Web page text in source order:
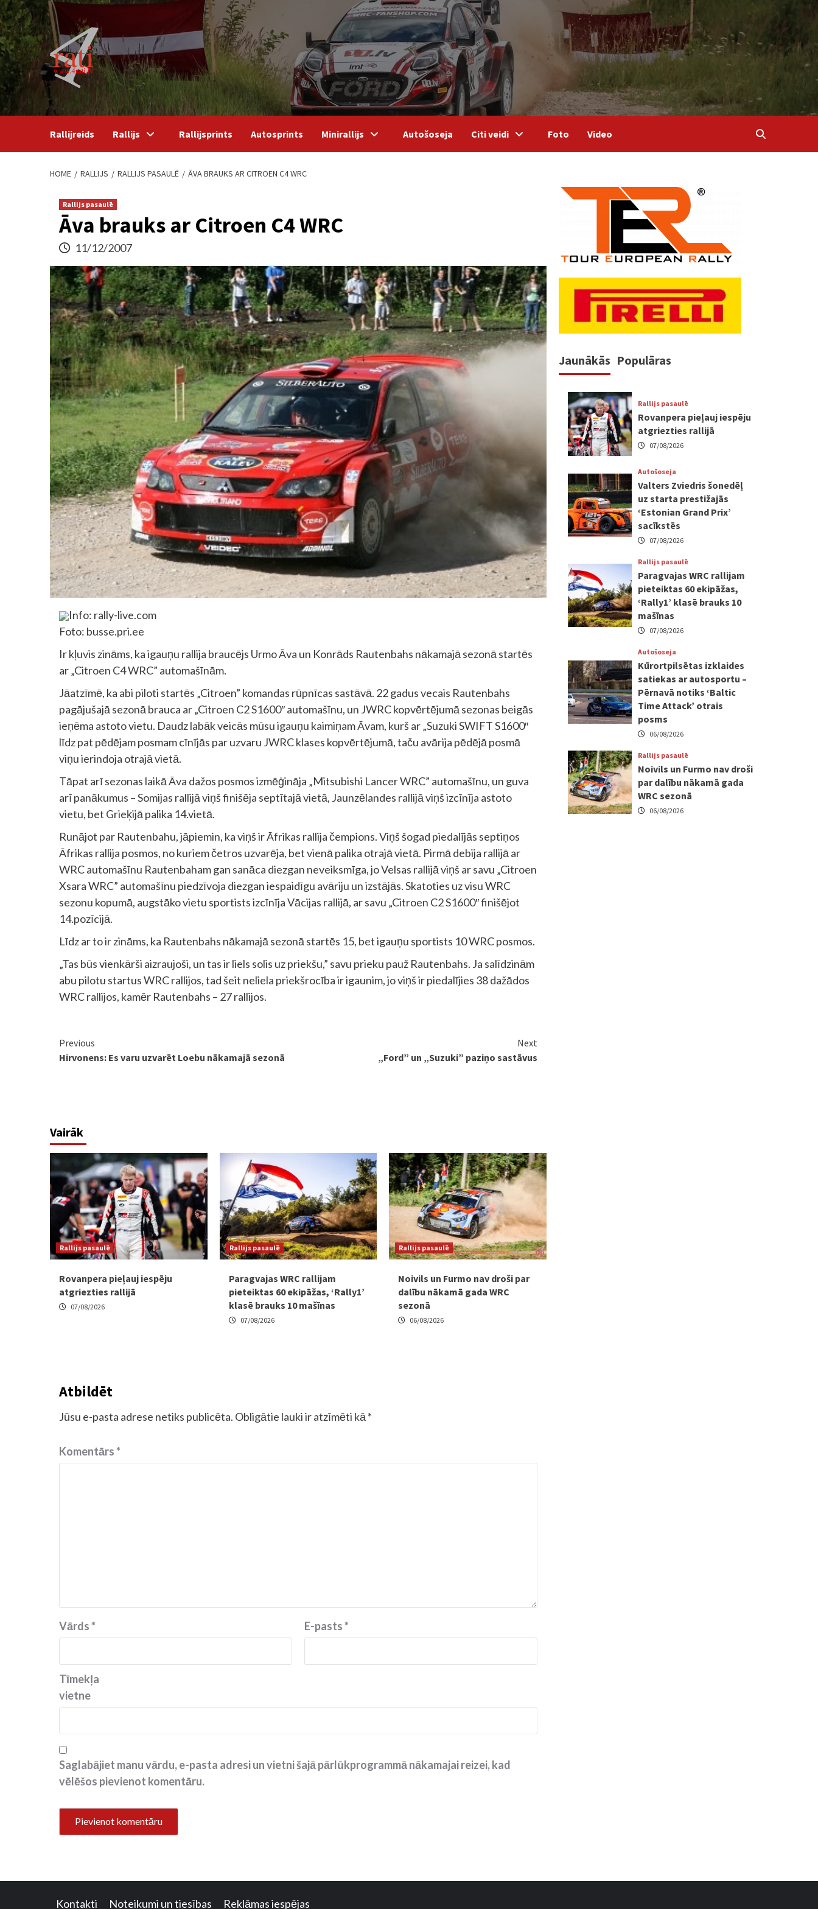
Skip
to
content
Rallijreids Rallijs Rallijsprints Autosprints Minirallijs Autošoseja Citi veidi Foto Video
HOME RALLIJS RALLIJS PASAULĒ ĀVA BRAUKS AR CITROEN C4 WRC
Rallijs pasaulē
Āva brauks ar Citroen C4 WRC
11/12/2007
Info: rally-live.com
Foto: busse.pri.ee
Ir kļuvis zināms, ka igauņu rallija braucējs Urmo Āva un Konrāds Rautenbahs nākamajā sezonā startēs
ar „Citroen C4 WRC” automašīnām.
Jāatzīmē, ka abi piloti startēs „Citroen” komandas rūpnīcas sastāvā. 22 gadus vecais Rautenbahs
pagājušajā sezonā brauca ar „Citroen C2 S1600″ automašīnu, un JWRC kopvērtējumā sezonas beigās
ieņēma astoto vietu. Daudz labāk veicās mūsu igauņu kaimiņam Āvam, kurš ar „Suzuki SWIFT S1600″
līdz pat pēdējam posmam cīnījās par uzvaru JWRC klases kopvērtējumā, taču avārija pēdējā posmā
viņu ierindoja otrajā vietā.
Tāpat arī sezonas laikā Āva dažos posmos izmēģināja „Mitsubishi Lancer WRC” automašīnu, un guva
arī panākumus – Somijas rallijā viņš finišēja septītajā vietā, Jaunzēlandes rallijā viņš izcīnīja astoto
vietu, bet Grieķijā palika 14.vietā.
Runājot par Rautenbahu, jāpiemin, ka viņš ir Āfrikas rallija čempions. Viņš šogad piedalījās septiņos
Āfrikas rallija posmos, no kuriem četros uzvarēja, bet vienā palika otrajā vietā. Pirmā debija rallijā ar
WRC automašīnu Rautenbaham gan sanāca diezgan neveiksmīga, jo Velsas rallijā viņš ar savu „Citroen
Xsara WRC” automašīnu piedzīvoja diezgan iespaidīgu avāriju un izstājās. Skatoties uz visu WRC
sezonu kopumā, augstāko vietu sportists izcīnīja Vācijas rallijā, ar savu „Citroen C2 S1600″ finišējot
14.pozīcijā.
Līdz ar to ir zināms, ka Rautenbahs nākamajā sezonā startēs 15, bet igauņu sportists 10 WRC posmos.
„Tas būs vienkārši aizraujoši, un tas ir liels solis uz priekšu,” savu prieku pauž Rautenbahs. Ja salīdzinām
abu pilotu startus WRC rallijos, tad šeit neliela priekšrocība ir igaunim, jo viņš ir piedalījies 38 dažādos
WRC rallijos, kamēr Rautenbahs – 27 rallijos.
Continue
Reading
Previous
Hirvonens: Es varu uzvarēt Loebu nākamajā sezonā
Next
„Ford” un „Suzuki” paziņo sastāvus
Vairāk
Rallijs pasaulē
Rovanpera pieļauj iespēju
atgriezties rallijā
07/08/2026
Rallijs pasaulē
Paragvajas WRC rallijam
pieteiktas 60 ekipāžas, ‘Rally1’
klasē brauks 10 mašīnas
07/08/2026
Rallijs pasaulē
Noivils un Furmo nav droši par
dalību nākamā gada WRC
sezonā
06/08/2026
Atbildēt
Jūsu e-pasta adrese netiks publicēta. Obligātie lauki ir atzīmēti kā *
Komentārs*
Vārds* E-pasts*
Tīmekļa
vietne
Saglabājiet manu vārdu, e-pasta adresi un vietni šajā pārlūkprogrammā nākamajai reizei, kad
vēlēšos pievienot komentāru.
Jaunākās Populāras
Rallijs pasaulē
Rovanpera pieļauj iespēju
atgriezties rallijā
07/08/2026
Autošoseja
Valters Zviedris šonedēļ
uz starta prestižajās
‘Estonian Grand Prix’
sacīkstēs
07/08/2026
Rallijs pasaulē
Paragvajas WRC rallijam
pieteiktas 60 ekipāžas,
‘Rally1’ klasē brauks 10
mašīnas
07/08/2026
Autošoseja
Kūrortpilsētas izklaides
satiekas ar autosportu –
Pērnavā notiks ‘Baltic
Time Attack’ otrais
posms
06/08/2026
Rallijs pasaulē
Noivils un Furmo nav droši
par dalību nākamā gada
WRC sezonā
06/08/2026
Kontakti Noteikumi un tiesības Reklāmas iespējas